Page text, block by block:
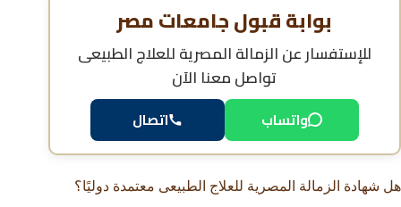
بوابة قبول جامعات مصر
للإستفسار عنالزمالة المصرية للعلاج الطبيعى
تواصل معنا الآن
واتساب اتصال
هل شهادة الزمالة المصرية للعلاج الطبيعى معتمدة دوليًا؟